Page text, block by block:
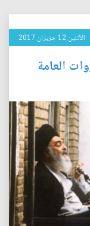
الأثنين 12 حزيران 2017
العامة